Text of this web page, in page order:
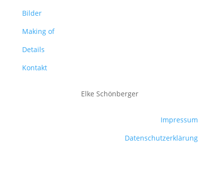
Bilder
Making of
Details
Kontakt
Elke Schönberger
Impressum
Datenschutzerklärung